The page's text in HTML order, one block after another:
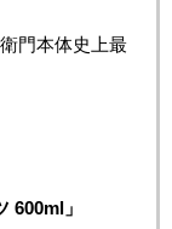
門本体史上最
600ml 」